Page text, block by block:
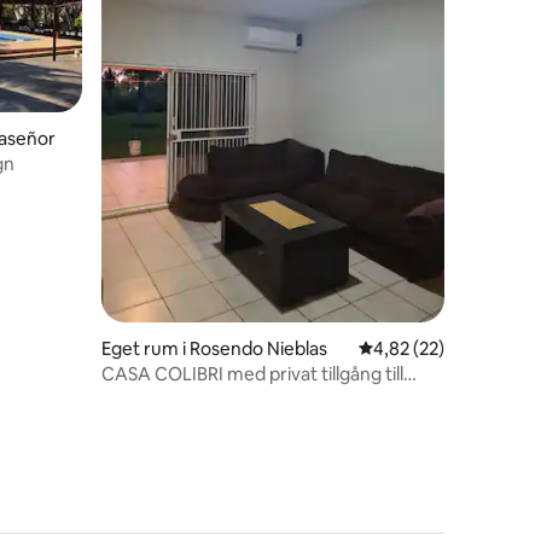
Eget rum i Rosendo Nieblas 4,82 av 5 i
4,82 (22)
CASA COLIBRI med privat tillgång till